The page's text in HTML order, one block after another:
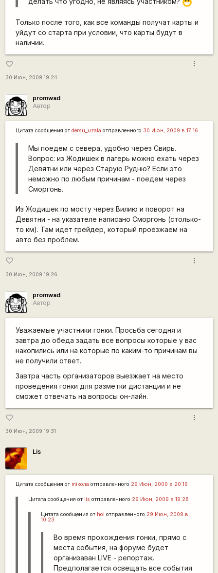
:D
Только после того, как все команды получат карты и
уйдут со старта при условии, что карты будут в
наличии.
favorite_border
30 Июн, 2009 19:24
more_vert
promwad
Автор
Цитата сообщения от dersu_uzala отправленного 30 Июн, 2009 в 17:16
Мы поедем с севера, удобно через Свирь.
Вопрос: из Жодишек в лагерь можно ехать через
Девятни или через Старую Рудню? Если это
неможно по любым причинам - поедем через
Сморгонь.
Из Жодишек по мосту через Вилию и поворот на
Девятни - на указателе написано Сморгонь (столько-
то км). Там идет грейдер, который проезжаем на
авто без проблем.
favorite_border
30 Июн, 2009 19:26
more_vert
promwad
Автор
Уважаемые участники гонки. Просьба сегодня и
завтра до обеда задать все вопросы которые у вас
накопились или на которые по каким-то причинам вы
не получили ответ.
Завтра часть организаторов выезжает на место
проведения гонки для разметки дистанции и не
сможет отвечать на вопросы он-лайн.
favorite_border
30 Июн, 2009 19:31
more_vert
Lis
Цитата сообщения от miкола отправленного 29 Июн, 2009 в 20:16
Цитата сообщения от lis отправленного 29 Июн, 2009 в 19:28
Цитата сообщения от hol отправленного 29 Июн, 2009 в
10:23
Во время прохождения гонки, прямо с
места события, на форуме будет
организаван LIVE - репортаж.
Предполагается освещать все события